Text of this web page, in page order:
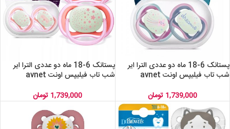
پستانک 6-18 ماه دو عددی الترا ایر
شب تاب فیلیپس اونت avnet
1,739,000 تومان
پستانک 6-18 ماه دو عددی الترا ایر
شب تاب فیلیپس اونت avnet
1,739,000 تومان